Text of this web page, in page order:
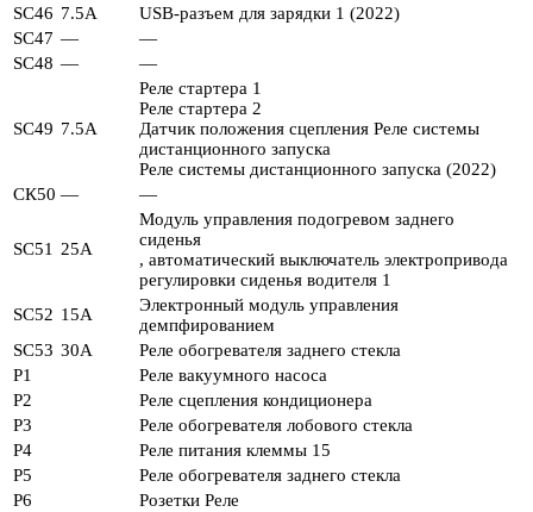
SC46 7.5А
USB-разъем для зарядки 1 (2022)
SC47 —
—
SC48 — —
SC49 7.5А
Реле стартера 1
Реле стартера 2
Датчик положения сцепления Реле системы
дистанционного запуска
Реле системы дистанционного запуска (2022)
СК50 — —
SC51 25А
Модуль управления подогревом заднего
сиденья
, автоматический выключатель электропривода
регулировки сиденья водителя 1
SC52 15А
Электронный модуль управления
демпфированием
SC53 30А
Реле обогревателя заднего стекла
Р1
Реле вакуумного насоса
Р2
Реле сцепления кондиционера
Р3
Реле обогревателя лобового стекла
Р4
Реле питания клеммы 15
Р5
Реле обогревателя заднего стекла
Р6
Розетки Реле